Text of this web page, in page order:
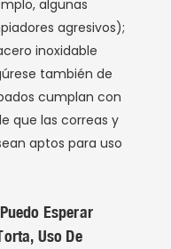
algunas
agresivos);
inoxidable
también de
cumplan con
que las correas y
aptos para uso
Esperar
Uso De